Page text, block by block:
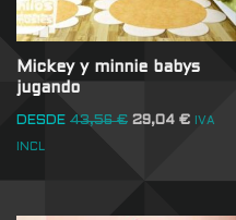
Mickey y minnie babys
jugando
DESDE 43,56€ 29,04 € IVA
INCL